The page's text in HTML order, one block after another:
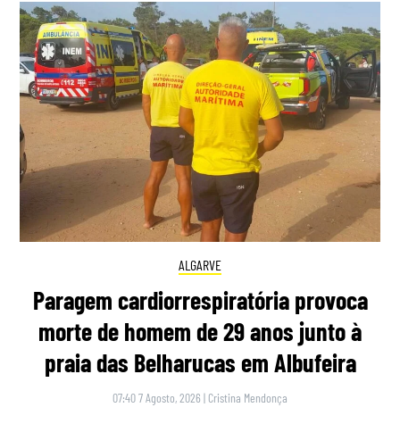
ALGARVE
Paragem cardiorrespiratória provoca
morte de homem de 29 anos junto à
praia das Belharucas em Albufeira
07:40 7 Agosto, 2026 | Cristina Mendonça